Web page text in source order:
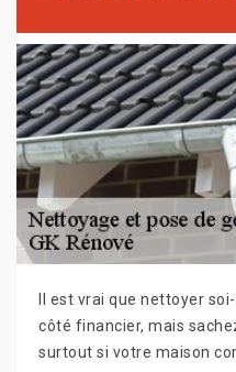
Il est vrai que nettoyer
côté financier, mais
surtout si votre maison